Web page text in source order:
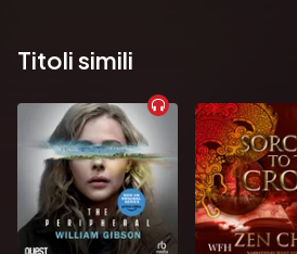
Titoli simili